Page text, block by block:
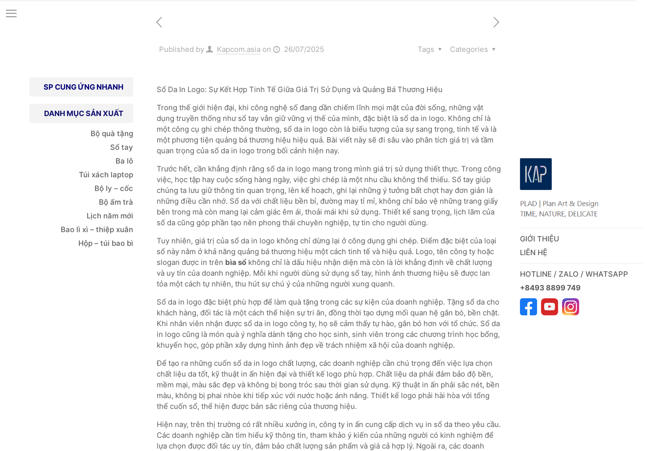
Published by Kapcom.asia on 26/07/2025 Categories
Tags
Sổ Da In Logo: Sự Kết Hợp Tinh Tế Giữa Giá Trị Sử Dụng và Quảng Bá Thương Hiệu
Trong thế giới hiện đại, khi công nghệ số đang dần chiếm lĩnh mọi mặt của đời sống, những vật
dụng truyền thống như sổ tay vẫn giữ vững vị thế của mình, đặc biệt là sổ da in logo. Không chỉ là
một công cụ ghi chép thông thường, sổ da in logo còn là biểu tượng của sự sang trọng, tinh tế và là
một phương tiện quảng bá thương hiệu hiệu quả. Bài viết này sẽ đi sâu vào phân tích giá trị và tầm
quan trọng của sổ da in logo trong bối cảnh hiện nay.
Trước hết, cần khẳng định rằng sổ da in logo mang trong mình giá trị sử dụng thiết thực. Trong công
việc, học tập hay cuộc sống hàng ngày, việc ghi chép là một nhu cầu không thể thiếu. Sổ tay giúp
chúng ta lưu giữ thông tin quan trọng, lên kế hoạch, ghi lại những ý tưởng bất chợt hay đơn giản là
những điều cần nhớ. Sổ da với chất liệu bền bỉ, đường may tỉ mỉ, không chỉ bảo vệ những trang giấy
bên trong mà còn mang lại cảm giác êm ái, thoải mái khi sử dụng. Thiết kế sang trọng, lịch lãm của
sổ da cũng góp phần tạo nên phong thái chuyên nghiệp, tự tin cho người dùng.
Tuy nhiên, giá trị của sổ da in logo không chỉ dừng lại ở công dụng ghi chép. Điểm đặc biệt của loại
sổ này nằm ở khả năng quảng bá thương hiệu một cách tinh tế và hiệu quả. Logo, tên công ty hoặc
slogan được in trên bìa sổkhông chỉ là dấu hiệu nhận diện mà còn là lời khẳng định về chất lượng
và uy tín của doanh nghiệp. Mỗi khi người dùng sử dụng sổ tay, hình ảnh thương hiệu sẽ được lan
tỏa một cách tự nhiên, thu hút sự chú ý của những người xung quanh.
Sổ da in logo đặc biệt phù hợp để làm quà tặng trong các sự kiện của doanh nghiệp. Tặng sổ da cho
khách hàng, đối tác là một cách thể hiện sự tri ân, đồng thời tạo dựng mối quan hệ gắn bó, bền chặt.
Khi nhân viên nhận được sổ da in logo công ty, họ sẽ cảm thấy tự hào, gắn bó hơn với tổ chức. Sổ da
in logo cũng là món quà ý nghĩa dành tặng cho học sinh, sinh viên trong các chương trình học bổng,
khuyến học, góp phần xây dựng hình ảnh đẹp về trách nhiệm xã hội của doanh nghiệp.
Để tạo ra những cuốn sổ da in logo chất lượng, các doanh nghiệp cần chú trọng đến việc lựa chọn
chất liệu da tốt, kỹ thuật in ấn hiện đại và thiết kế logo phù hợp. Chất liệu da phải đảm bảo độ bền,
mềm mại, màu sắc đẹp và không bị bong tróc sau thời gian sử dụng. Kỹ thuật in ấn phải sắc nét, bền
màu, không bị phai nhòe khi tiếp xúc với nước hoặc ánh nắng. Thiết kế logo phải hài hòa với tổng
thể cuốn sổ, thể hiện được bản sắc riêng của thương hiệu.
Hiện nay, trên thị trường có rất nhiều xưởng in, công ty in ấn cung cấp dịch vụ in sổ da theo yêu cầu.
Các doanh nghiệp cần tìm hiểu kỹ thông tin, tham khảo ý kiến của những người có kinh nghiệm để
lựa chọn được đối tác uy tín, đảm bảo chất lượng sản phẩm và giá cả hợp lý. Ngoài ra, các doanh
SP CUNG ỨNG NHANH
DANH MỤC SẢN XUẤT
Bộ quà tặng
Sổ tay
Ba lô
Túi xách laptop
Bộ ly – cốc
Bộ ấm trà
Lịch năm mới
Bao lì xì – thiệp xuân
Hộp – túi bao bì
GIỚI THIỆU
LIÊN HỆ
HOTLINE / ZALO / WHATSAPP
+8493 8899 749